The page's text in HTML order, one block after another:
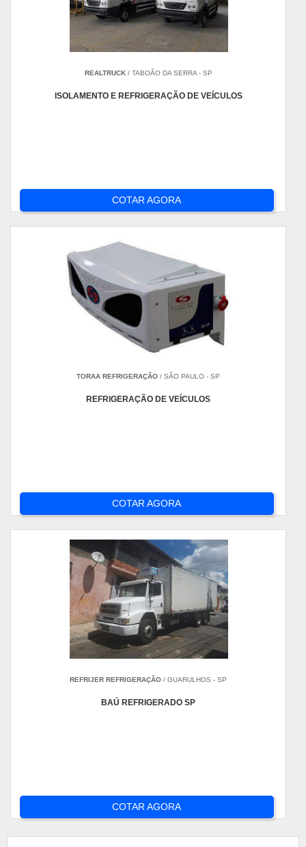
REALTRUCK/ TABOÃO DA SERRA - SP
ISOLAMENTO E REFRIGERAÇÃO DE VEÍCULOS
COTAR AGORA
TORAA REFRIGERAÇÃO / SÃO PAULO - SP
REFRIGERAÇÃO DE VEÍCULOS
COTAR AGORA
REFRIJER REFRIGERAÇÃO / GUARULHOS - SP
BAÚ REFRIGERADO SP
COTAR AGORA